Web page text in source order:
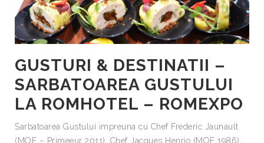
GUSTURI & DESTINATII –
SARBATOAREA GUSTULUI
LA ROMHOTEL – ROMEXPO
Sarbatoarea Gustului impreuna cu Chef Frederic Jaunault
(MOF – Primeeur 2011), Chef Jacques Henrio (MOF 1986),